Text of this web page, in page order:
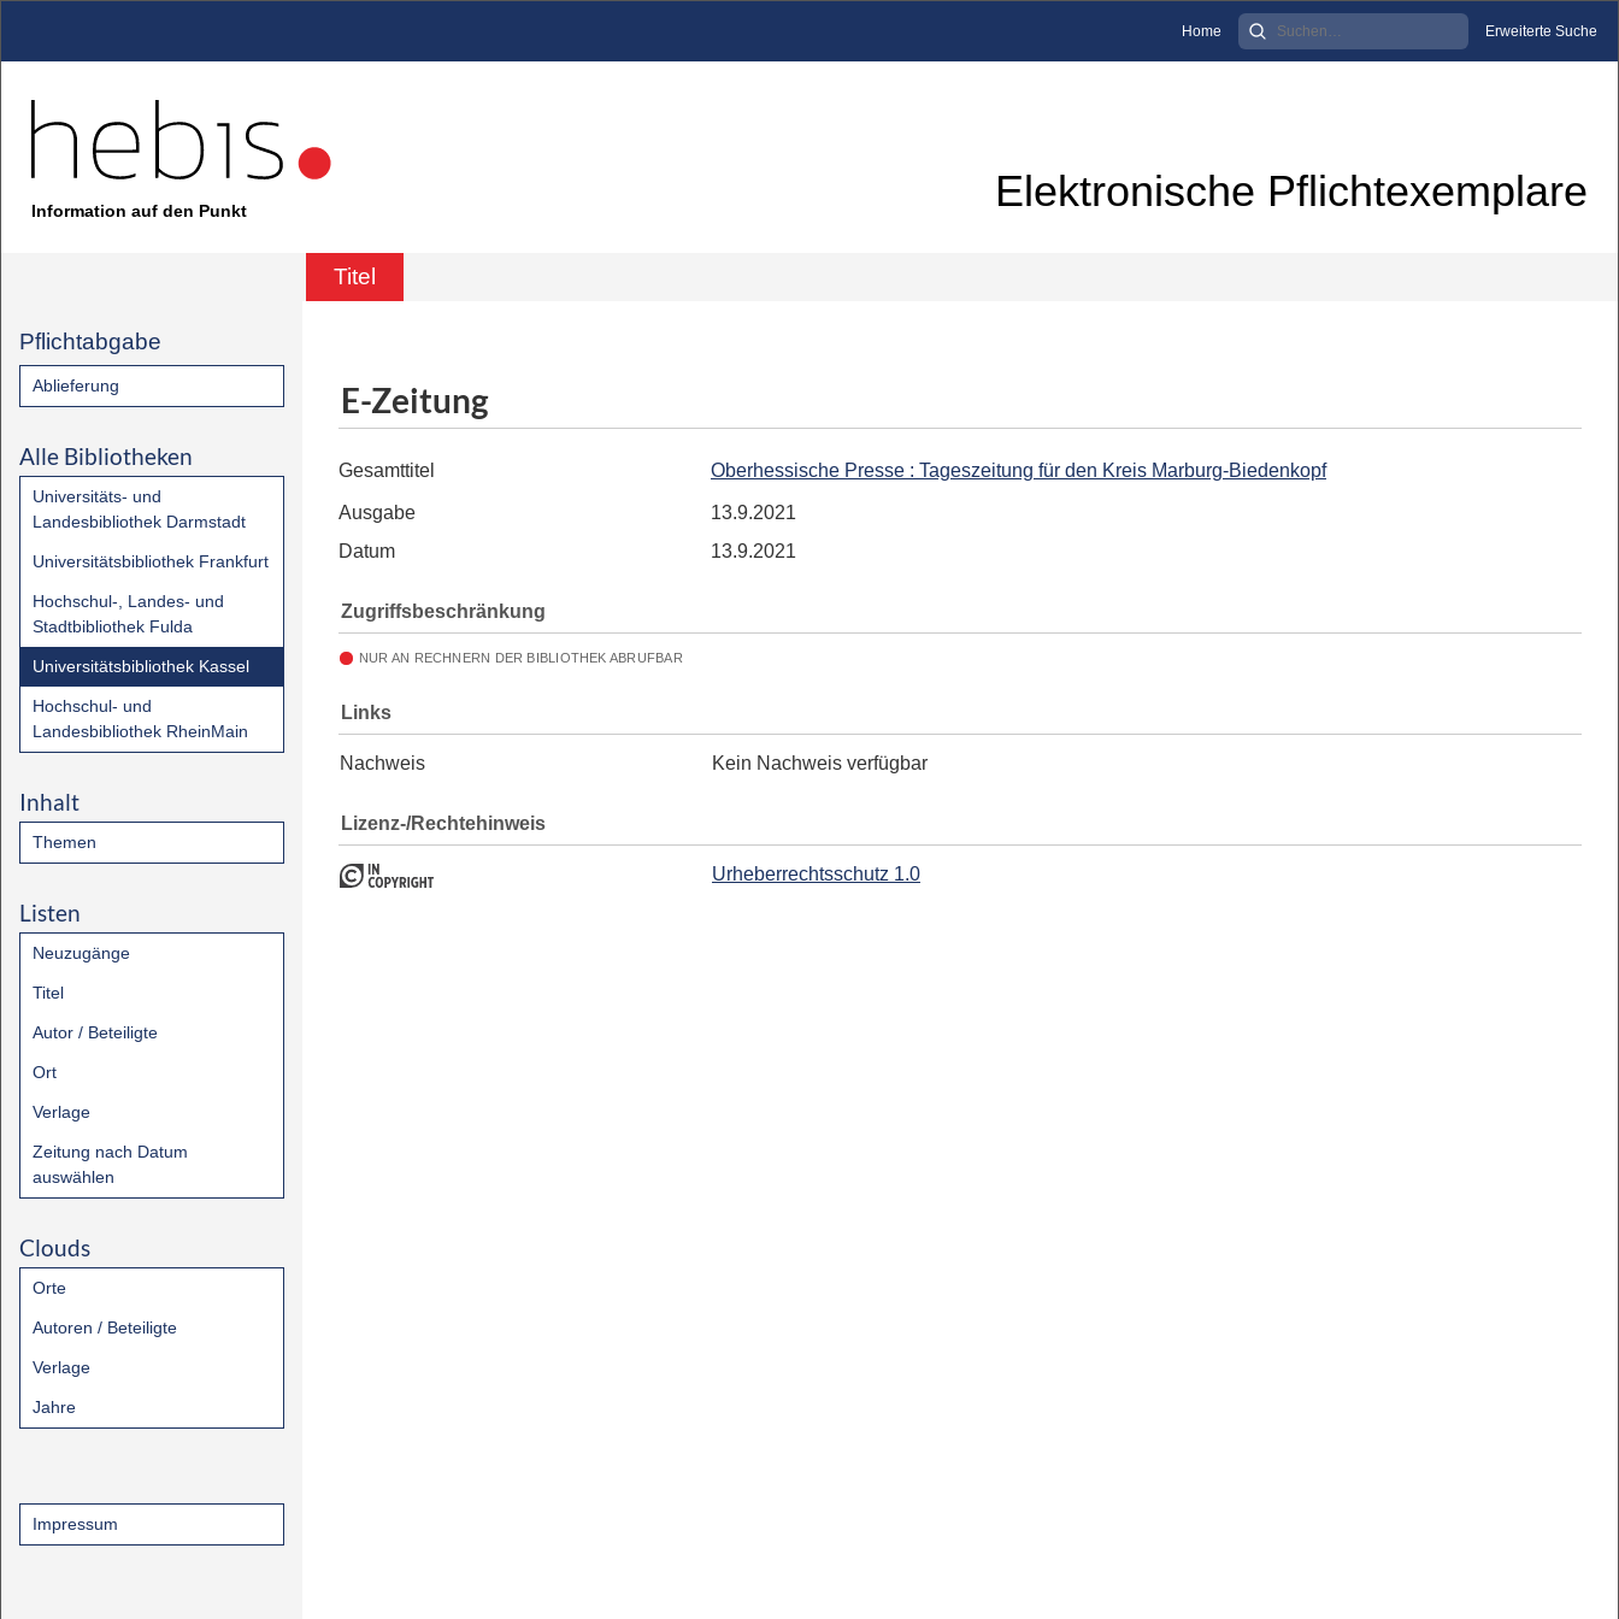
Home Erweiterte Suche
Information auf den Punkt Elektronische Pflichtexemplare
Titel
Pflichtabgabe
Ablieferung
Alle Bibliotheken
Universitäts- und
Landesbibliothek Darmstadt
Universitätsbibliothek Frankfurt
Hochschul-, Landes- und
Stadtbibliothek Fulda
Universitätsbibliothek Kassel
Hochschul- und
Landesbibliothek RheinMain
Inhalt
Themen
Listen
Neuzugänge
Titel
Autor / Beteiligte
Ort
Verlage
Zeitung nach Datum
auswählen
Clouds
Orte
Autoren / Beteiligte
Verlage
Jahre
Impressum
E-Zeitung
Gesamttitel Oberhessische Presse : Tageszeitung für den Kreis Marburg-Biedenkopf
Ausgabe
13.9.2021
Datum
13.9.2021
Zugriffsbeschränkung
NUR AN RECHNERN DER BIBLIOTHEK ABRUFBAR
Links
Nachweis Kein Nachweis verfügbar
Lizenz-/Rechtehinweis
Urheberrechtsschutz 1.0